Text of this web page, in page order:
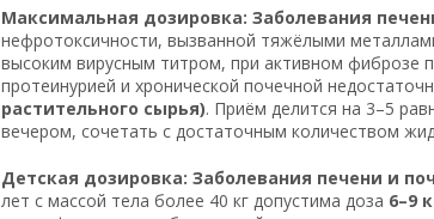
Максимальная дозировка: Заболевания
нефротоксичности, вызванной тяжёлыми
высоким вирусным титром, при активном фиброзе
протеинурией и хронической почечной
растительного сырья). Приём делится на 3–5
вечером, сочетать с достаточным количеством
Детская дозировка: Заболевания печени и
лет с массой тела более 40 кг допустима доза 6–9